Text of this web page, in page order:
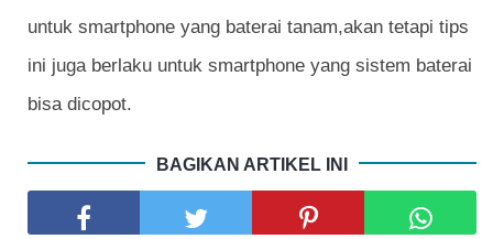
untuk smartphone yang baterai tanam,akan tetapi tips
ini juga berlaku untuk smartphone yang sistem baterai
bisa dicopot.
BAGIKAN ARTIKEL INI